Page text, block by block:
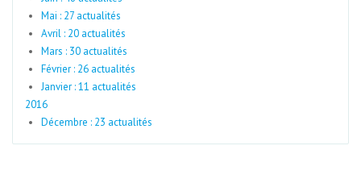
Mai : 27 actualités
Avril : 20 actualités
Mars : 30 actualités
Février : 26 actualités
Janvier : 11 actualités
2016
Décembre : 23 actualités